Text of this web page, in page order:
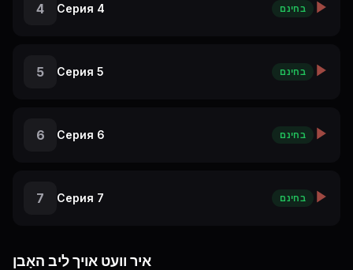
4 Серия 4 בחינם
5 Серия 5 בחינם
6 Серия 6 בחינם
7 Серия 7 בחינם
איר וועט אויך ליב האָבן